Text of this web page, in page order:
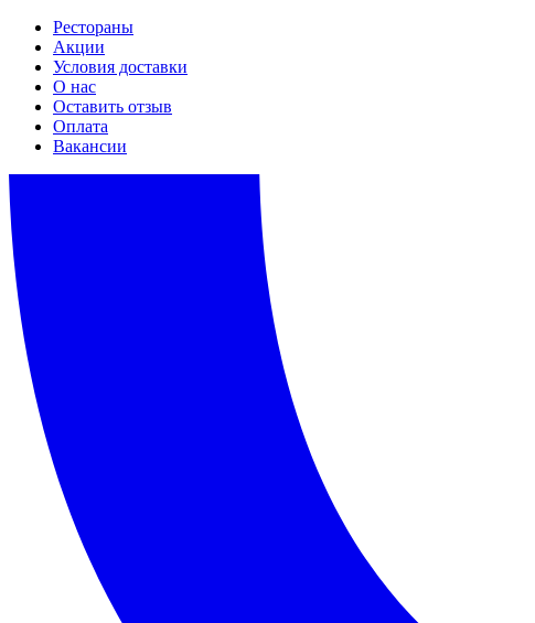
Рестораны
Акции
Условия доставки
О нас
Оставить отзыв
Оплата
Вакансии